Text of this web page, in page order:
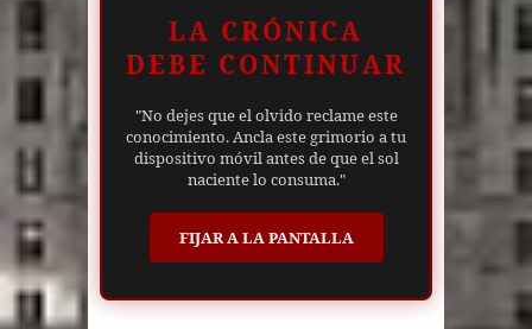
LA CRÓNICA
DEBE CONTINUAR
"No dejes que el olvido reclame este
conocimiento. Ancla este grimorio a tu
dispositivo móvil antes de que el sol
naciente lo consuma."
FIJAR A LA PANTALLA